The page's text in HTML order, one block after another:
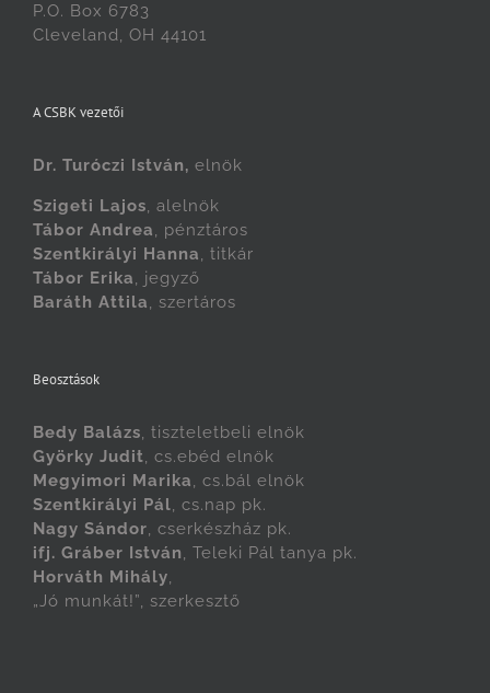
P.O. Box 6783
Cleveland, OH 44101
A CSBK vezetői
Dr. Turóczi István, elnök
Szigeti Lajos, alelnök
Tábor Andrea, pénztáros
Szentkirályi Hanna, titkár
Tábor Erika, jegyző
Baráth Attila, szertáros
Beosztások
Bedy Balázs, tiszteletbeli elnök
Györky Judit, cs.ebéd elnök
Megyimori Marika, cs.bál elnök
Szentkirályi Pál, cs.nap pk.
Nagy Sándor, cserkészház pk.
ifj. Gráber István, Teleki Pál tanya pk.
Horváth Mihály,
„Jó munkát!”, szerkesztő